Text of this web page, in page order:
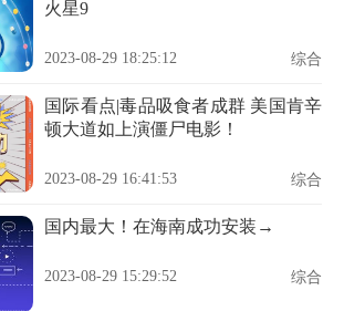
火星9
2023-08-29 18:25:12 综合
国际看点|毒品吸食者成群 美国肯辛
顿大道如上演僵尸电影！
2023-08-29 16:41:53 综合
国内最大！在海南成功安装→
2023-08-29 15:29:52 综合